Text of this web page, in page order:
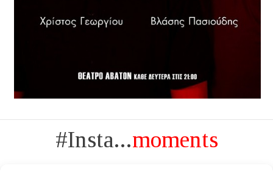
#Insta...moments